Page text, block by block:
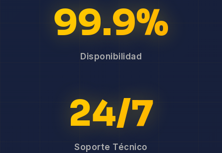
99.9%
Disponibilidad
24/7
Soporte Técnico